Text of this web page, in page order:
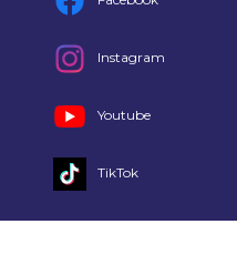
Instagram
Youtube
TikTok